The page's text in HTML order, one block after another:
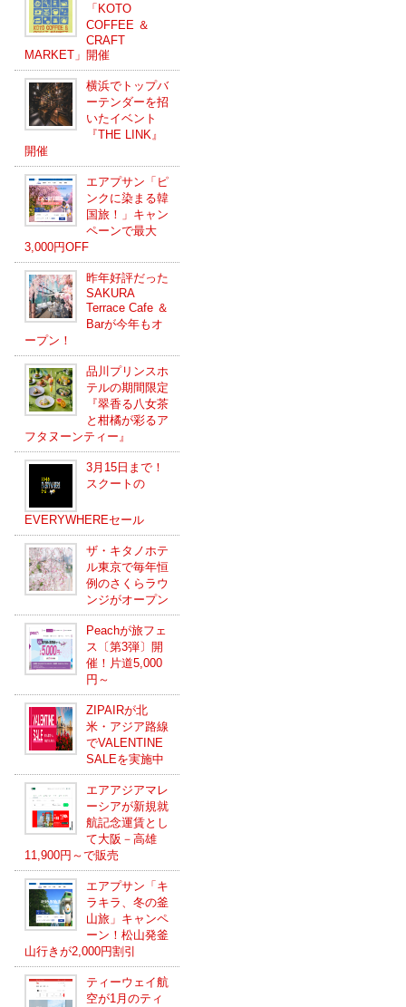
「KOTO
COFFEE ＆
CRAFT
MARKET」開催
横浜でトップバ
ーテンダーを招
いたイベント
『THE LINK』
開催
エアプサン「ピ
ンクに染まる韓
国旅！」キャン
ペーンで最大
3,000円OFF
昨年好評だった
SAKURA
Terrace Cafe ＆
Barが今年もオ
ープン！
品川プリンスホ
テルの期間限定
『翠香る八女茶
と柑橘が彩るア
フタヌーンティー』
3月15日まで！
スクートの
EVERYWHEREセール
ザ・キタノホテ
ル東京で毎年恒
例のさくらラウ
ンジがオープン
Peachが旅フェ
ス〔第3弾〕開
催！片道5,000
円～
ZIPAIRが北
米・アジア路線
でVALENTINE
SALEを実施中
エアアジアマレ
ーシアが新規就
航記念運賃とし
て大阪－高雄
11,900円～で販売
エアプサン「キ
ラキラ、冬の釜
山旅」キャンペ
ーン！松山発釜
山行きが2,000円割引
ティーウェイ航
空が1月のティ